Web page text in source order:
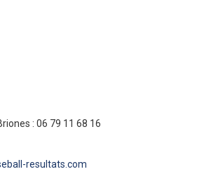
: 06 79 11 68 16
resultats.com